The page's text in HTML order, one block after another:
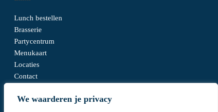
We waarderen je privacy
Lunch bestellen
Brasserie
Partycentrum
Menukaart
Locaties
Contact